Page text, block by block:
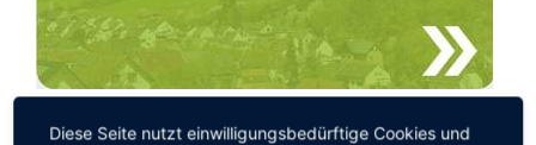
Diese Seite nutzt einwilligungsbedürftige Cookies und